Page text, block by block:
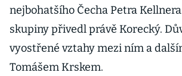
nejbohatšího Čecha Petra
skupiny přivedl právě Korecký.
vyostřené vztahy mezi ním a
Tomášem Krskem.